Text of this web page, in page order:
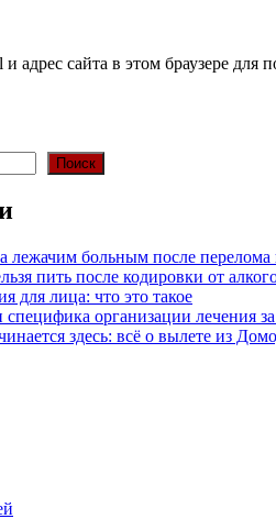
адрес сайта в этом браузере
Поиск
лежачим больным после
пить после кодировки от
для лица: что это такое
организации лечения
здесь: всё о вылете из